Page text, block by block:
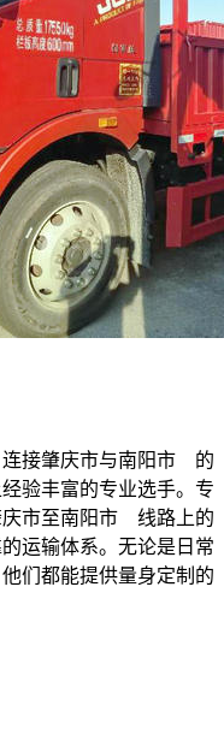
接肇庆市与南阳市 的
验丰富的专业选手。专
庆市至南阳市 线路上的
运输体系。无论是日常
们都能提供量身定制的